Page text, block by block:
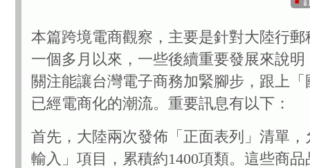
本篇跨境電商觀察，主要是針對大陸行郵
一個多月以來，一些後續重要發展來說明
關注能讓台灣電子商務加緊腳步，跟上「
已經電商化的潮流。重要訊息有以下：
首先，大陸兩次發佈「正面表列」清單，
輸入」項目，累積約1400項類。這些商